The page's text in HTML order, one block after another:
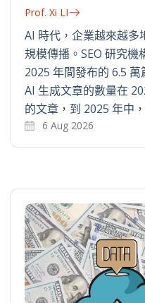
Prof. Xi LI
AI 時代，企業越來越多
規模傳播。SEO 研究
2025 年間發布的 6.5
AI 生成文章的數量在
的文章，到 2025 年中
6 Aug 2026